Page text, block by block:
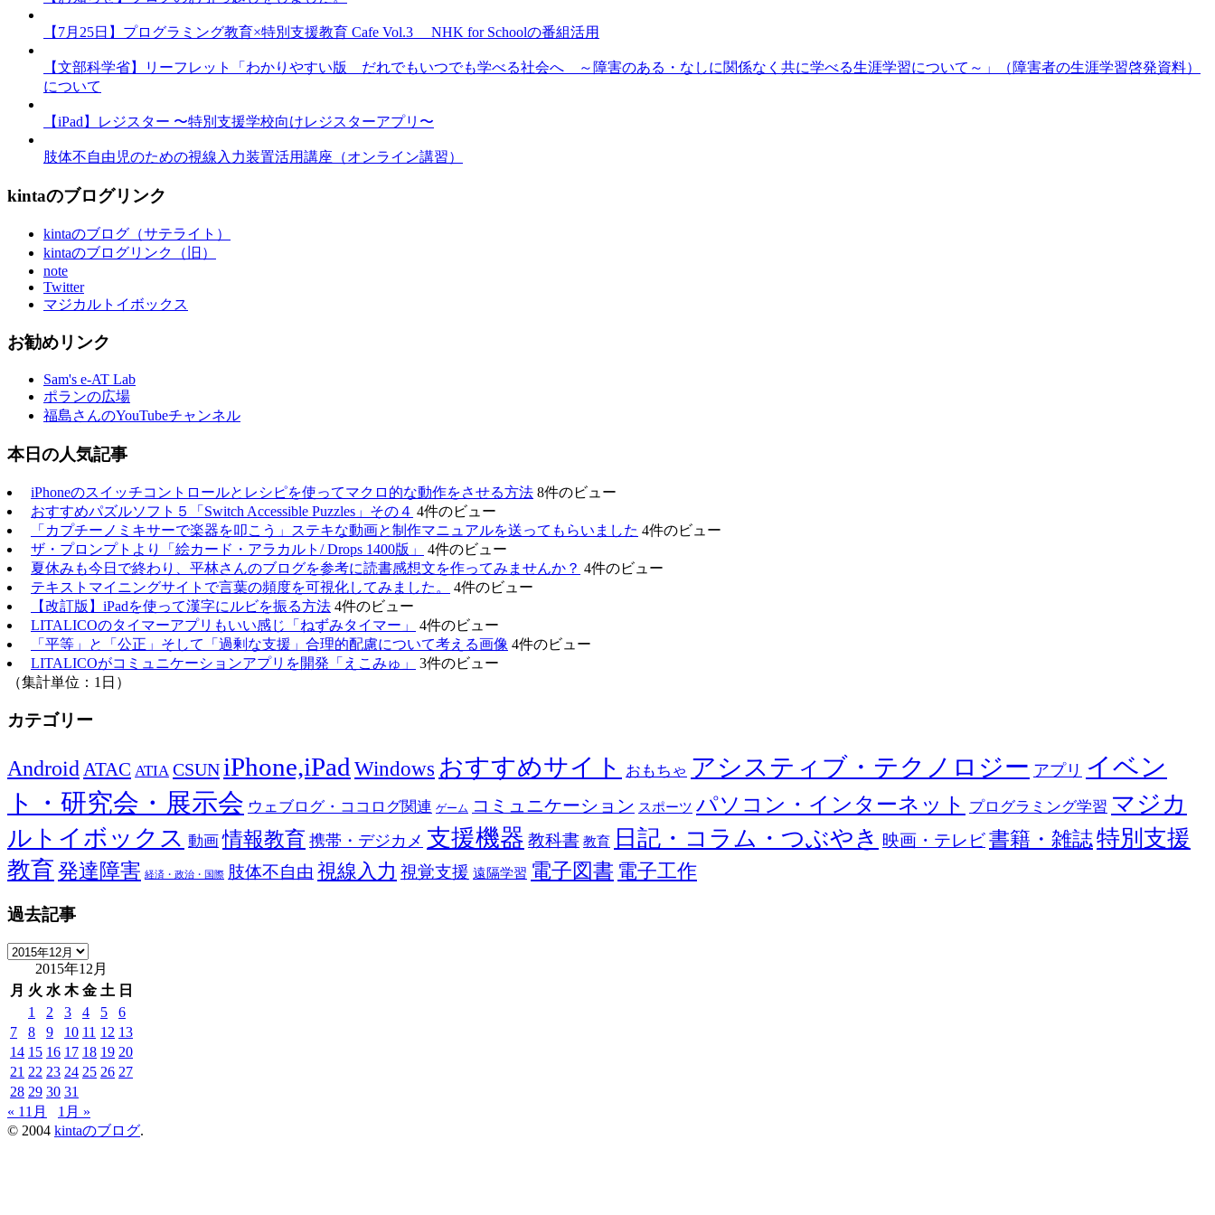
【7月25日】プログラミング教育×特別支援教育 Cafe Vol.3 NHK for Schoolの番組活用
【文部科学省】リーフレット「わかりやすい版 だれでもいつでも学べる社会へ ～障害のある・なしに関係なく共に学べる生涯学習について～」（障害者の生涯学習啓発資料）
について
【iPad】レジスター 〜特別支援学校向けレジスターアプリ〜
肢体不自由児のための視線入力装置活用講座（オンライン講習）
kintaのブログリンク
kintaのブログ（サテライト）
kintaのブログリンク（旧）
note
Twitter
マジカルトイボックス
お勧めリンク
Sam's e-AT Lab
ポランの広場
福島さんのYouTubeチャンネル
本日の人気記事
iPhoneのスイッチコントロールとレシピを使ってマクロ的な動作をさせる方法 8件のビュー
おすすめパズルソフト５「Switch Accessible Puzzles」その４ 4件のビュー
「カプチーノミキサーで楽器を叩こう」ステキな動画と制作マニュアルを送ってもらいました 4件のビュー
ザ・プロンプトより「絵カード・アラカルト/ Drops 1400版」
4件のビュー
夏休みも今日で終わり、平林さんのブログを参考に読書感想文を作ってみませんか？ 4件のビュー
テキストマイニングサイトで言葉の頻度を可視化してみました。
4件のビュー
【改訂版】iPadを使って漢字にルビを振る方法 4件のビュー
LITALICOのタイマーアプリもいい感じ「ねずみタイマー」
4件のビュー
「平等」と「公正」そして「過剰な支援」合理的配慮について考える画像 4件のビュー
LITALICOがコミュニケーションアプリを開発「えこみゅ」
3件のビュー
（集計単位：1日）
カテゴリー
Android ATAC ATIA CSUN iPhone,iPad Windows おすすめサイト おもちゃ アシスティブ・テクノロジー アプリ イベン
ト・研究会・展示会 ウェブログ・ココログ関連 ゲーム コミュニケーション スポーツ パソコン・インターネット プログラミング学習 マジカ
ルトイボックス 動画 情報教育 携帯・デジカメ 支援機器 教科書 教育 日記・コラム・つぶやき 映画・テレビ書籍・雑誌特別支援
教育発達障害 経済・政治・国際 肢体不自由 視線入力 視覚支援 遠隔学習 電子図書 電子工作
過去記事
過
記
2015年12月
月 火 水 木 金 土 日
1
2 3 4 5
6
7
8 9 10 11 12 13
14 15 16 17 18 19 20
21 22 23 24 25 26 27
28 29 30 31
« 11月
1月 »
© 2004 kintaのブログ.